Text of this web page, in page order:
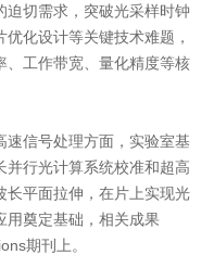
迫切需求，突破光采样时钟
化设计等关键技术难题，
、工作带宽、量化精度等核
速信号处理方面，实验室基
并行光计算系统校准和超高
平面拉伸，在片上实现光
用奠定基础，相关成果
期刊上。